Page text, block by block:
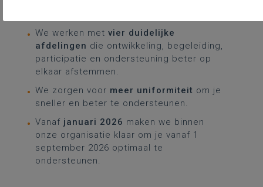
We werken met vier duidelijke
afdelingen die ontwikkeling, begeleiding,
participatie en ondersteuning beter op
elkaar afstemmen.
We zorgen voor meer uniformiteit om je
sneller en beter te ondersteunen.
Vanaf januari 2026 maken we binnen
onze organisatie klaar om je vanaf 1
september 2026 optimaal te
ondersteunen.